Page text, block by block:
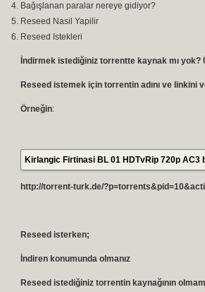
Bağışlanan paralar nereye gidiyor?
Reseed Nasil Yapilir
Reseed Istekleri
İndirmek istediğiniz torrentte kaynak mı
Reseed istemek için torrentin adını ve linkini
Örneğin:
Kirlangic Firtinasi BL 01 HDTvRip 720p AC3
http://torrent-turk.de/
Reseed isterken;
İndiren konumunda olmanız
Reseed istediğiniz torrentin kaynağının